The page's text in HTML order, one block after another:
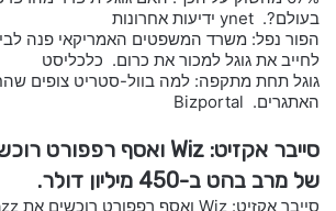
בעולם?. ynet ידיעות אחרונות
הפור נפל: משרד המשפטים האמריקאי פנה
לחייב את גוגל למכור את כרום. כלכליסט
גוגל תחת מתקפה: למה בוול-סטריט צופים
האתגרים. Bizportal
של מרב בהט ב-450 מיליון דולר.